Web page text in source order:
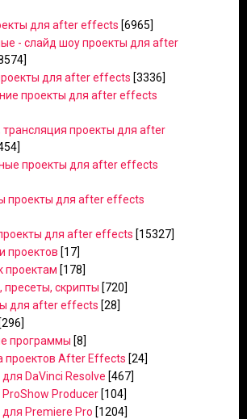
для after effects [6965]
- слайд шоу проекты для after
для after effects [3336]
проекты для after effects
трансляция проекты для after
проекты для after effects
проекты для after effects
для after effects [15327]
проектов [17]
проектам [178]
пресеты, скрипты [720]
для after effects [28]
[296]
программы [8]
проектов After Effects [24]
DaVinci Resolve [467]
ProShow Producer [104]
для Premiere Pro [1204]